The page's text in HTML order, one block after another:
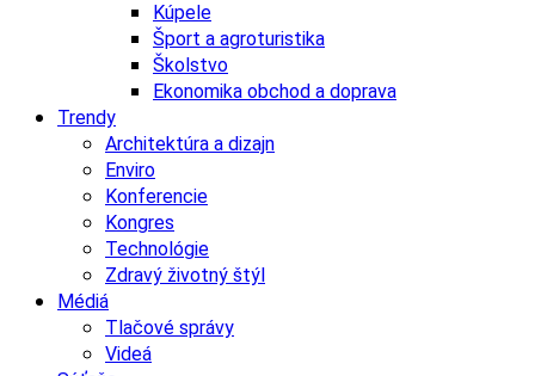
Kúpele
Šport a agroturistika
Školstvo
Ekonomika obchod a doprava
Trendy
Architektúra a dizajn
Enviro
Konferencie
Kongres
Technológie
Zdravý životný štýl
Médiá
Tlačové správy
Videá